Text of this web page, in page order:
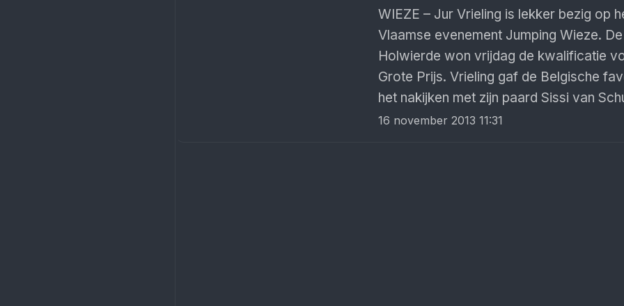
WIEZE – Jur Vrieling is lekker bezig op
Vlaamse evenement Jumping Wieze.
Holwierde won vrijdag de kwalificatie
Grote Prijs. Vrieling gaf de Belgische
het nakijken met zijn paard Sissi van
16 november 2013 11:31